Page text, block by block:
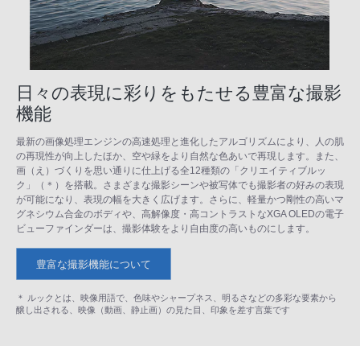
日々の表現に彩りをもたせる豊富な撮影
機能
最新の画像処理エンジンの高速処理と進化したアルゴリズムにより、人の肌
の再現性が向上したほか、空や緑をより自然な色あいで再現します。また、
画（え）づくりを思い通りに仕上げる全12種類の「クリエイティブルッ
ク」（＊）を搭載。さまざまな撮影シーンや被写体でも撮影者の好みの表現
が可能になり、表現の幅を大きく広げます。さらに、軽量かつ剛性の高いマ
グネシウム合金のボディや、高解像度・高コントラストなXGA OLEDの電子
ビューファインダーは、撮影体験をより自由度の高いものにします。
豊富な撮影機能について
＊ ルックとは、映像用語で、色味やシャープネス、明るさなどの多彩な要素から
醸し出される、映像（動画、静止画）の見た目、印象を差す言葉です